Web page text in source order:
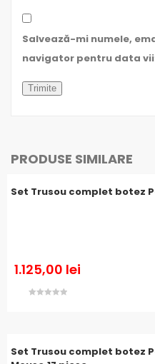
Salvează-mi numele,
navigator pentru data
PRODUSE SIMILARE
Set Trusou complet botez
1.125,00 lei
Set Trusou complet botez